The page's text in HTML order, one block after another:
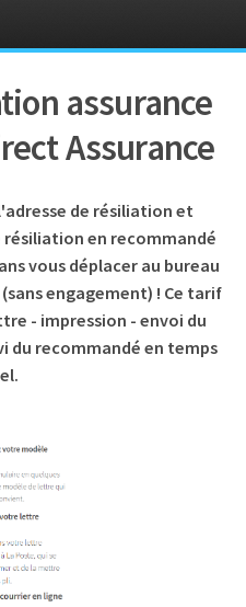
assurance
Assurance
de résiliation et
en recommandé
vous déplacer au bureau
engagement) ! Ce tarif
- impression - envoi du
du recommandé en temps